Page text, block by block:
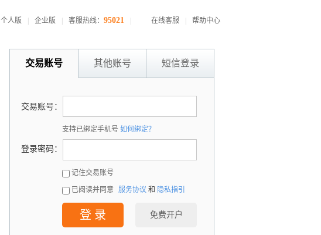
个人版 企业版 客服热线： 95021 在线客服 帮助中心
交易账号 其他账号 短信登录
交易账号：
支持已绑定手机号 如何绑定？
登录密码：
记住交易账号
已阅读并同意 服务协议 和 隐私指引
登 录 免费开户